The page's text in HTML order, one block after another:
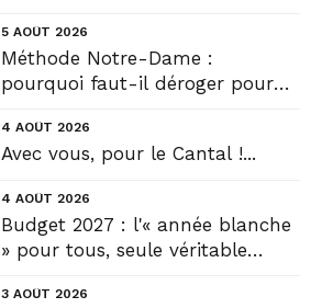
5 AOÛT 2026
Méthode Notre-Dame :
pourquoi faut-il déroger pour
4 AOÛT 2026
Avec vous, pour le Cantal !...
4 AOÛT 2026
Budget 2027 : l'« année blanche
» pour tous, seule véritable
3 AOÛT 2026